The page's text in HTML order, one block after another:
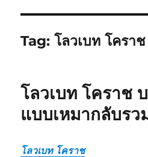
Tag:โลวเบท โคราช
โลวเบท โคราช
แบบเหมากลับรว
โลวเบท โคราช